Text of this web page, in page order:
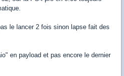
le lancer 2 fois sinon lapse fait des
en payload et pas encore le dernier